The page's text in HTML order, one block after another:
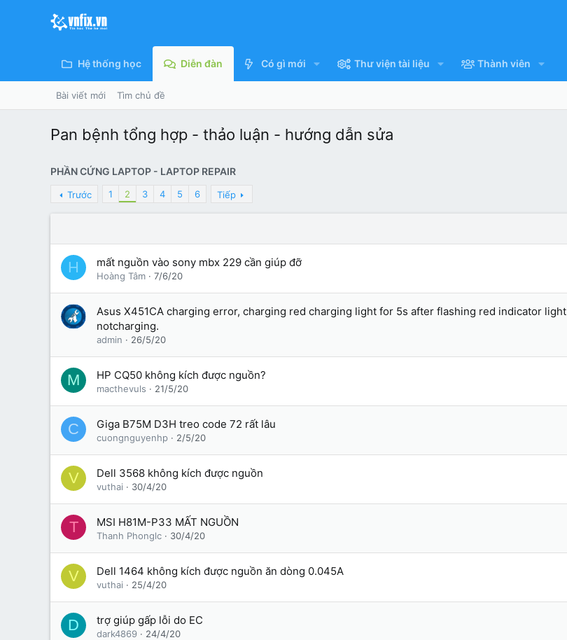
Hệ thống học Diễn đàn Có gì mới Thư viện tài liệu Thành viên
Bài viết mới Tìm chủ đề
Pan bệnh tổng hợp - thảo luận - hướng dẫn sửa
PHẦN CỨNG LAPTOP - LAPTOP REPAIR
Trước 1 2 3 4 5 6 Tiếp
H mất nguồn vào sony mbx 229 cần giúp đỡ
Hoàng Tâm 7/6/20
Asus X451CA charging error, charging red charging light for 5s after flashing red indicator light
notcharging.
admin 26/5/20
M HP CQ50 không kích được nguồn?
macthevuls 21/5/20
C Giga B75M D3H treo code 72 rất lâu
cuongnguyenhp 2/5/20
V Dell 3568 không kích được nguồn
vuthai 30/4/20
T MSI H81M-P33 MẤT NGUỒN
Thanh Phonglc 30/4/20
V Dell 1464 không kích được nguồn ăn dòng 0.045A
vuthai 25/4/20
D trợ giúp gấp lỗi do EC
dark4869 24/4/20